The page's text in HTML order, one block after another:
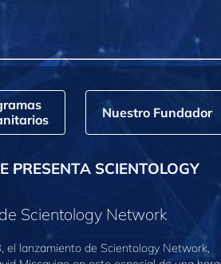
Nuestro Fundador
PRESENTA SCIENTOLOGY
Scientology Network
el lanzamiento de Scientology Network,